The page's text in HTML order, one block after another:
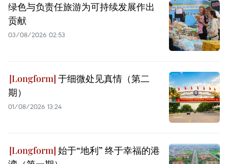
绿色与负责任旅游为可持续发展作出
贡献
03/08/2026 02:53
于细微处见真情（第二
期）
01/08/2026 13:24
始于“地利” 终于幸福的港